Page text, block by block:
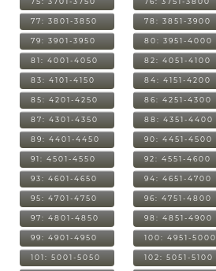
77: 3801-3850 78: 3851-3900
79: 3901-3950 80: 3951-4000
81: 4001-4050 82: 4051-4100
83: 4101-4150 84: 4151-4200
85: 4201-4250 86: 4251-4300
87: 4301-4350 88: 4351-4400
89: 4401-4450 90: 4451-4500
91: 4501-4550 92: 4551-4600
93: 4601-4650 94: 4651-4700
95: 4701-4750 96: 4751-4800
97: 4801-4850 98: 4851-4900
99: 4901-4950 100: 4951-5000
101: 5001-5050 102: 5051-5100